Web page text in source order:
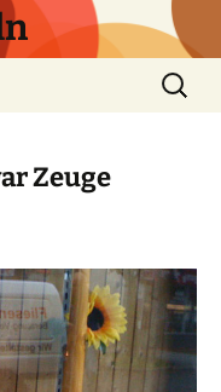
Suchen
nach:
Zeuge